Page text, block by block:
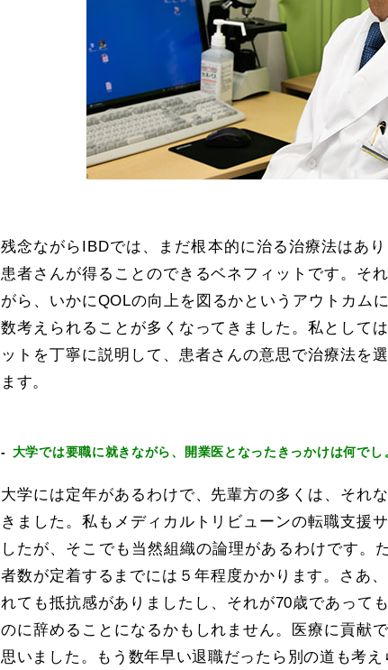
残念ながらIBDでは、まだ根本的に治る治療法はあ
患者さんが得ることのできるベネフィットです。そ
がら、いかにQOLの向上を図るかというアウトカム
数考えられることが多くなってきました。私として
ットを丁寧に説明して、患者さんの意思で治療法を
ます。
大学では要職に就きながら、開業医となったきっかけは何でし
大学には定年があるわけで、先輩方の多くは、それ
きました。私もメディカルトリビューンの転職支援
したが、そこでも当然組織の論理があるわけです。
者数が定着するまでには５年程度かかります。さあ
れても抵抗感がありましたし、それが70歳であって
のに辞めることになるかもしれません。医療に貢献
思いました。もう数年早い退職だったら別の道も考え